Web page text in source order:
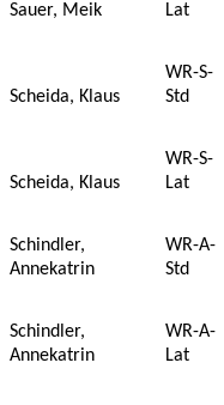
Sauer, Meik
Lat
Scheida, Klaus
WR-S-
Std
Scheida, Klaus
WR-S-
Lat
Schindler,
Annekatrin
WR-A-
Std
Schindler,
Annekatrin
WR-A-
Lat